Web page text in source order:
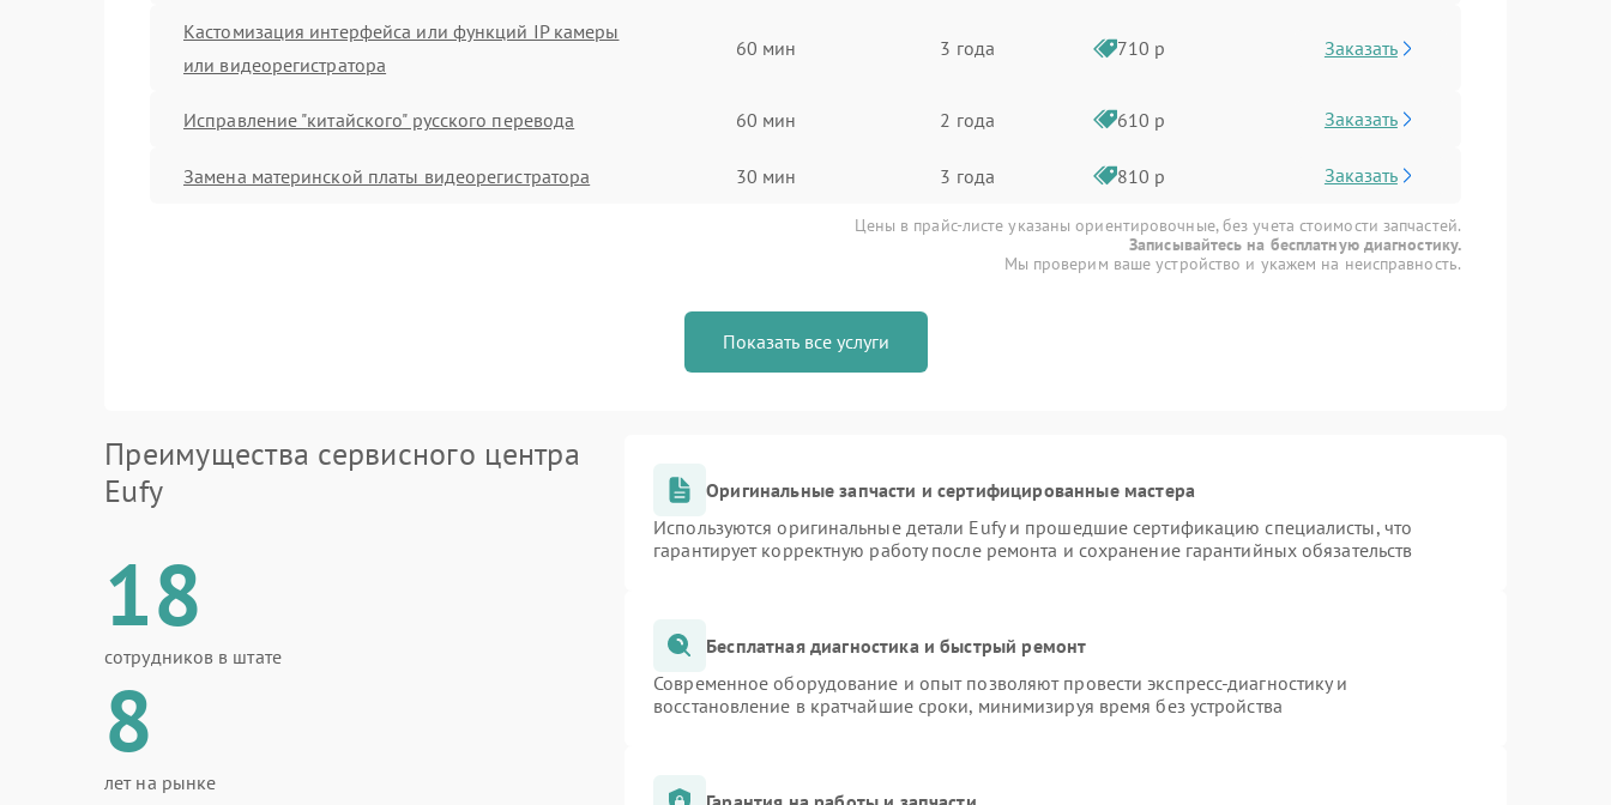
Кастомизация интерфейса или функций IP камеры
или видеорегистратора
60 мин 3 года 710 р Заказать
Исправление "китайского" русского перевода 60 мин 2 года 610 р Заказать
Замена материнской платы видеорегистратора 30 мин 3 года 810 р Заказать
Цены в прайс-листе указаны ориентировочные, без учета стоимости запчастей.
Записывайтесь на бесплатную диагностику.
Мы проверим ваше устройство и укажем на неисправность.
Показать все услуги
Преимущества сервисного центра
Eufy
18
сотрудников в штате
8
лет на рынке
Оригинальные запчасти и сертифицированные мастера
Используются оригинальные детали Eufy и прошедшие сертификацию специалисты, что
гарантирует корректную работу после ремонта и сохранение гарантийных обязательств
Бесплатная диагностика и быстрый ремонт
Современное оборудование и опыт позволяют провести экспресс-диагностику и
восстановление в кратчайшие сроки, минимизируя время без устройства